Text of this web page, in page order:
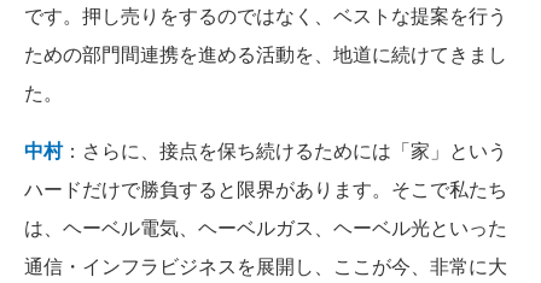
です。押し売りをするのではなく、ベストな提案を行う
ための部門間連携を進める活動を、地道に続けてきまし
た。
中村：さらに、接点を保ち続けるためには「家」という
ハードだけで勝負すると限界があります。そこで私たち
は、ヘーベル電気、ヘーベルガス、ヘーベル光といった
通信・インフラビジネスを展開し、ここが今、非常に大